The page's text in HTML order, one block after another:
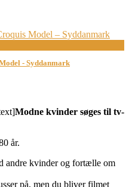
- Syddanmark
Modne kvinder søges til tv-
år.
andre kvinder og fortælle om
på, men du bliver filmet